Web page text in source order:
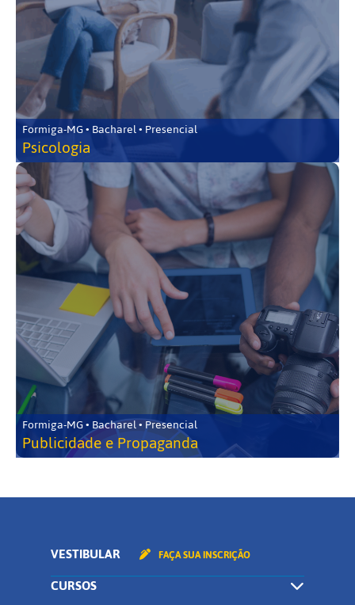
Formiga-MG • Bacharel • Presencial
Psicologia
Formiga-MG • Bacharel • Presencial
Publicidade e Propaganda
VESTIBULAR FAÇA SUA INSCRIÇÃO
CURSOS